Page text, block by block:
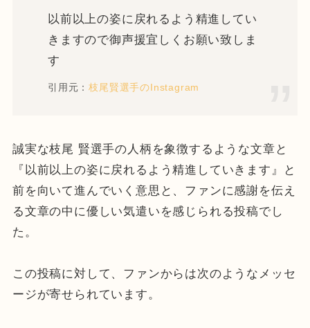
以前以上の姿に戻れるよう精進してい
きますので御声援宜しくお願い致しま
す
引用元：枝尾賢選手のInstagram
誠実な枝尾 賢選手の人柄を象徴するような文章と
『以前以上の姿に戻れるよう精進していきます』と
前を向いて進んでいく意思と、ファンに感謝を伝え
る文章の中に優しい気遣いを感じられる投稿でし
た。
この投稿に対して、ファンからは次のようなメッセ
ージが寄せられています。